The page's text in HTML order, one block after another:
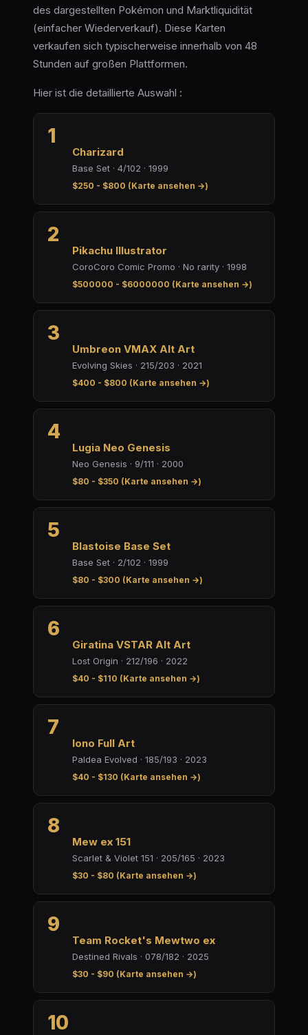
des dargestellten Pokémon und Marktliquidität
(einfacher Wiederverkauf). Diese Karten
verkaufen sich typischerweise innerhalb von 48
Stunden auf großen Plattformen.
Hier ist die detaillierte Auswahl :
1
Charizard
Base Set · 4/102 · 1999
$250 - $800 (Karte ansehen →)
2
Pikachu Illustrator
CoroCoro Comic Promo · No rarity · 1998
$500000 - $6000000 (Karte ansehen →)
3
Umbreon VMAX Alt Art
Evolving Skies · 215/203 · 2021
$400 - $800 (Karte ansehen →)
4
Lugia Neo Genesis
Neo Genesis · 9/111 · 2000
$80 - $350 (Karte ansehen →)
5
Blastoise Base Set
Base Set · 2/102 · 1999
$80 - $300 (Karte ansehen →)
6
Giratina VSTAR Alt Art
Lost Origin · 212/196 · 2022
$40 - $110 (Karte ansehen →)
7
Iono Full Art
Paldea Evolved · 185/193 · 2023
$40 - $130 (Karte ansehen →)
8
Mew ex 151
Scarlet & Violet 151 · 205/165 · 2023
$30 - $80 (Karte ansehen →)
9
Team Rocket's Mewtwo ex
Destined Rivals · 078/182 · 2025
$30 - $90 (Karte ansehen →)
10